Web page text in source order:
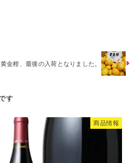
黄金柑、最後の入荷となりました。
商品情報